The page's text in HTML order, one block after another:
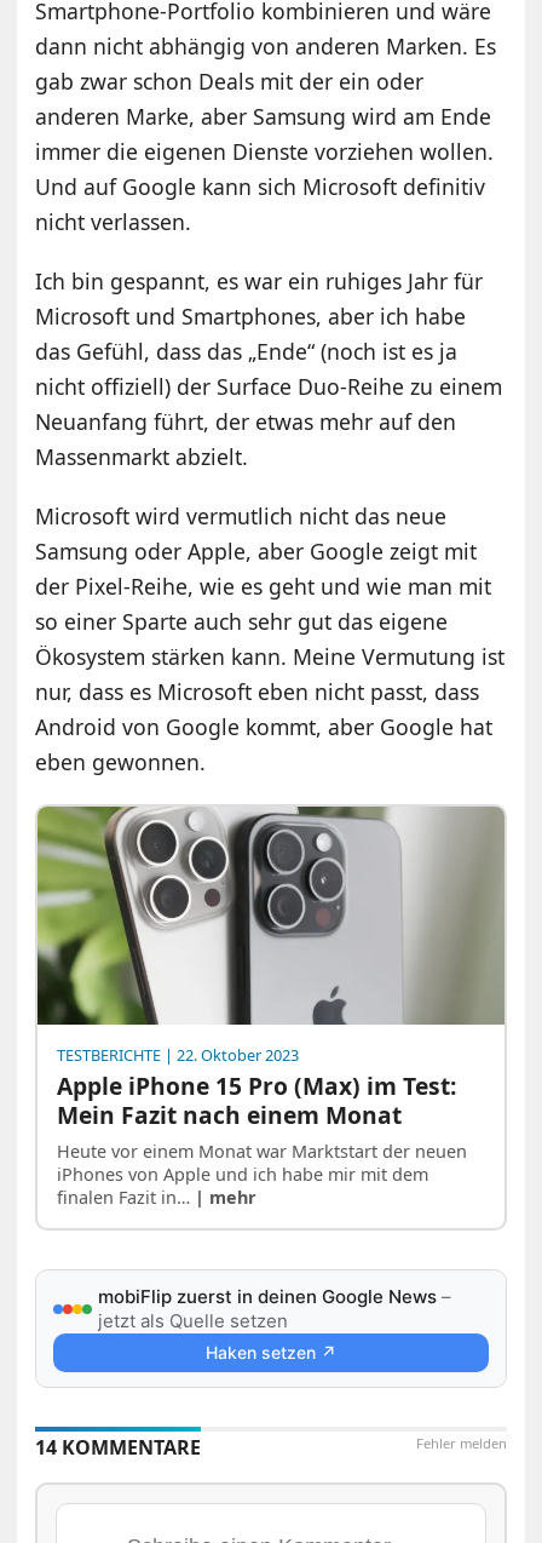
Smartphone-Portfolio kombinieren und wäre
dann nicht abhängig von anderen Marken. Es
gab zwar schon Deals mit der ein oder
anderen Marke, aber Samsung wird am Ende
immer die eigenen Dienste vorziehen wollen.
Und auf Google kann sich Microsoft definitiv
nicht verlassen.
Ich bin gespannt, es war ein ruhiges Jahr für
Microsoft und Smartphones, aber ich habe
das Gefühl, dass das „Ende“ (noch ist es ja
nicht offiziell) der Surface Duo-Reihe zu einem
Neuanfang führt, der etwas mehr auf den
Massenmarkt abzielt.
Microsoft wird vermutlich nicht das neue
Samsung oder Apple, aber Google zeigt mit
der Pixel-Reihe, wie es geht und wie man mit
so einer Sparte auch sehr gut das eigene
Ökosystem stärken kann. Meine Vermutung ist
nur, dass es Microsoft eben nicht passt, dass
Android von Google kommt, aber Google hat
eben gewonnen.
TESTBERICHTE | 22. Oktober 2023
Apple iPhone 15 Pro (Max) im Test:
Mein Fazit nach einem Monat
Heute vor einem Monat war Marktstart der neuen
iPhones von Apple und ich habe mir mit dem
finalen Fazit in… | mehr
mobiFlip zuerst in deinen Google News –
jetzt als Quelle setzen
Haken setzen ↗
Fehler melden
14 KOMMENTARE